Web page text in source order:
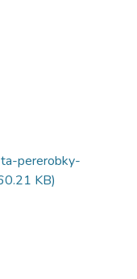
pererobky-
KB)